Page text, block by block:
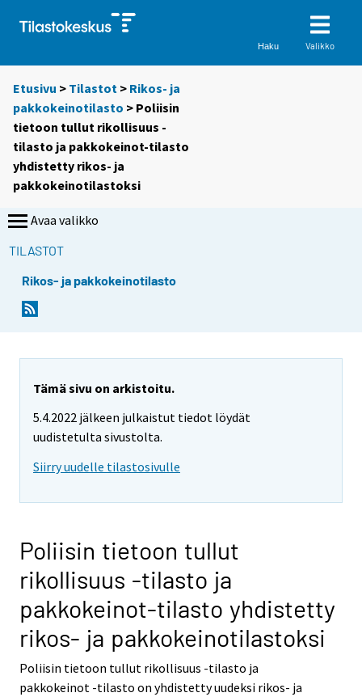
Haku Valikko
Etusivu > Tilastot > Rikos- ja
pakkokeinotilasto > Poliisin
tietoon tullut rikollisuus -
tilasto ja pakkokeinot-tilasto
yhdistetty rikos- ja
pakkokeinotilastoksi
Avaa valikko
TILASTOT
Rikos- ja pakkokeinotilasto
Tämä sivu on arkistoitu.
5.4.2022 jälkeen julkaistut tiedot löydät
uudistetulta sivustolta.
Siirry uudelle tilastosivulle
Poliisin tietoon tullut
rikollisuus -tilasto ja
pakkokeinot-tilasto yhdistetty
rikos- ja pakkokeinotilastoksi
Poliisin tietoon tullut rikollisuus -tilasto ja
pakkokeinot -tilasto on yhdistetty uudeksi rikos- ja